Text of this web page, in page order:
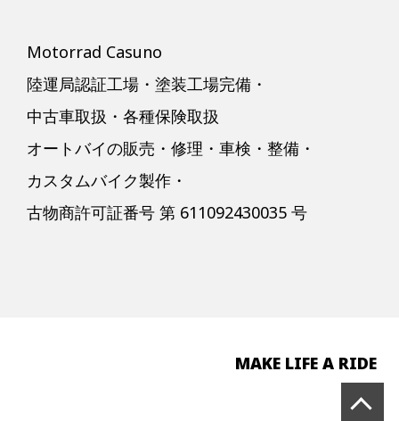
Motorrad Casuno
陸運局認証工場・塗装工場完備・
中古車取扱・各種保険取扱
オートバイの販売・修理・車検・整備・
カスタムバイク製作・
古物商許可証番号 第 611092430035 号
MAKE LIFE A RIDE